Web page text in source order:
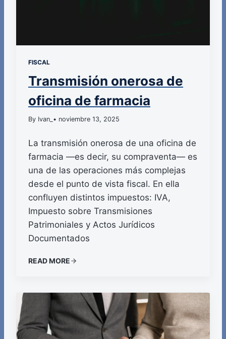
FISCAL
Transmisión onerosa de
oficina de farmacia
By Ivan_ • noviembre 13, 2025
La transmisión onerosa de una oficina de
farmacia —es decir, su compraventa— es
una de las operaciones más complejas
desde el punto de vista fiscal. En ella
confluyen distintos impuestos: IVA,
Impuesto sobre Transmisiones
Patrimoniales y Actos Jurídicos
Documentados
READ MORE